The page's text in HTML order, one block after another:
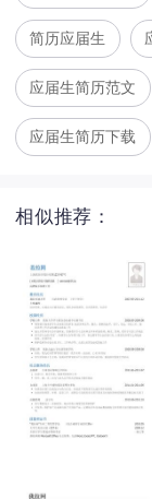
简历应届生
应届生简历范文
应届生简历下载
相似推荐：